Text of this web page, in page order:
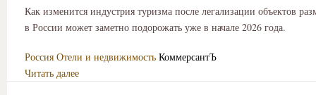
Как изменится индустрия туризма после легализации объектов
в России может заметно подорожать уже в начале 2026 года.
Россия Отели и недвижимость КоммерсантЪ
Читать далее